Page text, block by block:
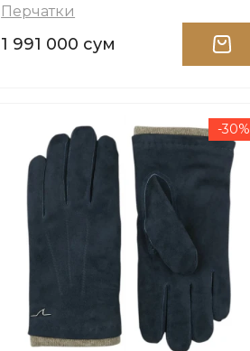
Перчатки
1 991 000 сум
-30%